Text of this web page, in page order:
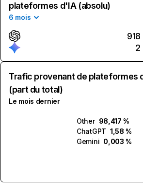
plateformes d'IA (absolu)
6 mois
918
2
Trafic provenant de plateformes
(part du total)
Le mois dernier
Other 98,417 %
ChatGPT 1,58 %
Gemini 0,003 %